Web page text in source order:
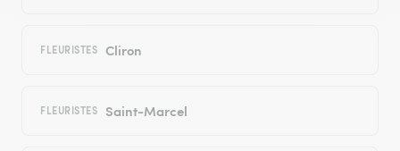
FLEURISTES Cliron
FLEURISTES Saint-Marcel